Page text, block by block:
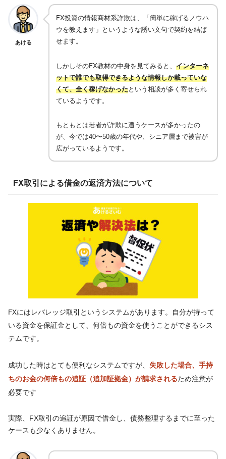
あける
FX投資の情報商材系詐欺は、「簡単に稼げるノウハ
ウを教えます」というような誘い文句で契約を結ば
せます。
しかしそのFX教材の中身を見てみると、 インターネ
ットで誰でも取得できるような情報しか載っていな
くて、全く稼げなかったという相談が多く寄せられ
ているようです。
もともとは若者が詐欺に遭うケースが多かったの
が、今では40〜50歳の年代や、シニア層まで被害が
広がっているようです。
FX取引による借金の返済方法について
FXにはレバレッジ取引というシステムがあります。自分が持って
いる資金を保証金として、何倍もの資金を使うことができるシス
テムです。
成功した時はとても便利なシステムですが、 失敗した場合、手持
ちのお金の何倍もの追証（追加証拠金）が請求されるため注意が
必要です
実際、FX取引の追証が原因で借金し、債務整理するまでに至った
ケースも少なくありません。